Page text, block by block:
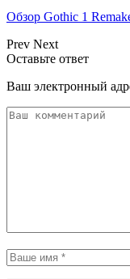
Обзор Gothic 1
Prev Next
Оставьте ответ
Ваш электронный